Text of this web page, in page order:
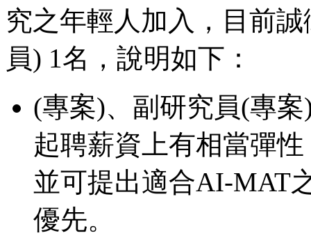
究之年輕人加入，目前
員) 1名，說明如下：
(專案)、副研究員(專
起聘薪資上有相當彈
並可提出適合AI-MAT
優先。